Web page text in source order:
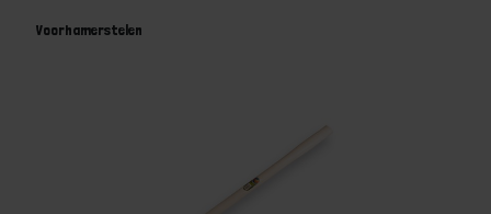
Voorhamerstelen